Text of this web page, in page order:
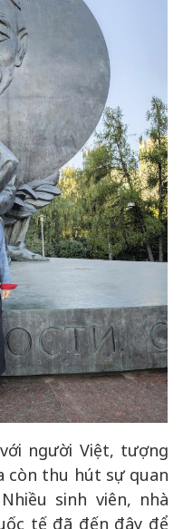
người Việt, tượng
còn thu hút sự quan
sinh viên, nhà
tế đã đến đây để